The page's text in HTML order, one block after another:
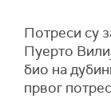
Потреси су
Пуерто
био на
првог